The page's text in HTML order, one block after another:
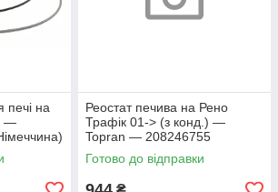
печі на
—
Реостат печива на Рено
Трафік 01-> (з конд.) —
Topran — 208246755
Готово до відправки